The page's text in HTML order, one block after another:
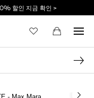
할인 지금 확인 >